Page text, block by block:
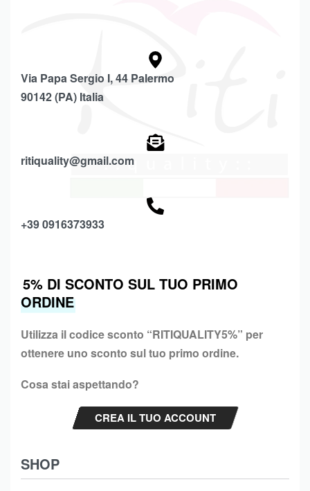
Via Papa Sergio I, 44 Palermo
90142 (PA) Italia
ritiquality@gmail.com
+39 0916373933
SHOP
5% DI SCONTO SUL TUO PRIMO
ORDINE
Utilizza il codice sconto “RITIQUALITY5%” per
ottenere uno sconto sul tuo primo ordine.
Cosa stai aspettando?
CREA IL TUO ACCOUNT